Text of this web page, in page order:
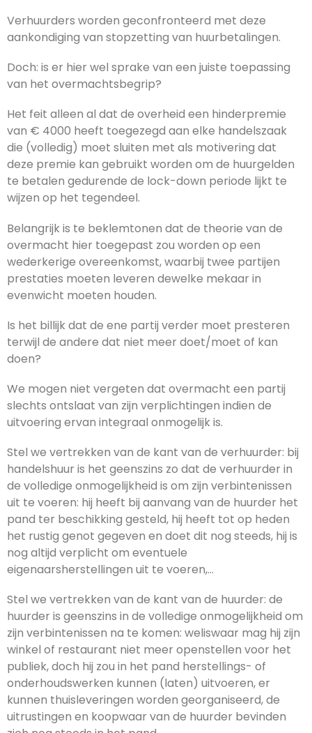
Verhuurders worden geconfronteerd met deze
aankondiging van stopzetting van huurbetalingen.
Doch: is er hier wel sprake van een juiste toepassing
van het overmachtsbegrip?
Het feit alleen al dat de overheid een hinderpremie
van € 4000 heeft toegezegd aan elke handelszaak
die (volledig) moet sluiten met als motivering dat
deze premie kan gebruikt worden om de huurgelden
te betalen gedurende de lock-down periode lijkt te
wijzen op het tegendeel.
Belangrijk is te beklemtonen dat de theorie van de
overmacht hier toegepast zou worden op een
wederkerige overeenkomst, waarbij twee partijen
prestaties moeten leveren dewelke mekaar in
evenwicht moeten houden.
Is het billijk dat de ene partij verder moet presteren
terwijl de andere dat niet meer doet/moet of kan
doen?
We mogen niet vergeten dat overmacht een partij
slechts ontslaat van zijn verplichtingen indien de
uitvoering ervan integraal onmogelijk is.
Stel we vertrekken van de kant van de verhuurder: bij
handelshuur is het geenszins zo dat de verhuurder in
de volledige onmogelijkheid is om zijn verbintenissen
uit te voeren: hij heeft bij aanvang van de huurder het
pand ter beschikking gesteld, hij heeft tot op heden
het rustig genot gegeven en doet dit nog steeds, hij is
nog altijd verplicht om eventuele
eigenaarsherstellingen uit te voeren,…
Stel we vertrekken van de kant van de huurder: de
huurder is geenszins in de volledige onmogelijkheid om
zijn verbintenissen na te komen: weliswaar mag hij zijn
winkel of restaurant niet meer openstellen voor het
publiek, doch hij zou in het pand herstellings- of
onderhoudswerken kunnen (laten) uitvoeren, er
kunnen thuisleveringen worden georganiseerd, de
uitrustingen en koopwaar van de huurder bevinden